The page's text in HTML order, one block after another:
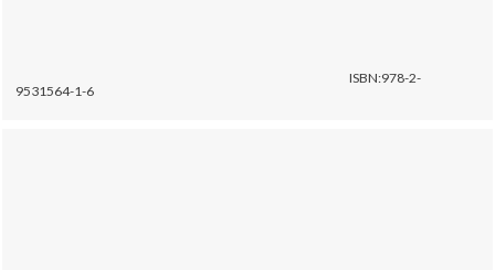
ISBN:978-2-
9531564-1-6